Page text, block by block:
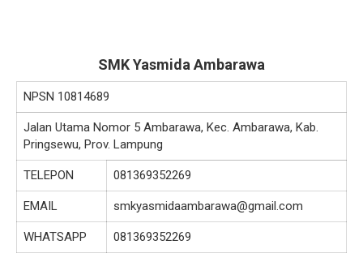
SMK Yasmida Ambarawa
NPSN 10814689
Jalan Utama Nomor 5 Ambarawa, Kec. Ambarawa, Kab.
Pringsewu, Prov. Lampung
TELEPON 081369352269
EMAIL smkyasmidaambarawa@gmail.com
WHATSAPP 081369352269